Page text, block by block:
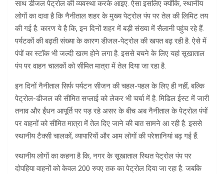
साथ डीजल पेट्रोल की व्यवस्था करके आइए. ऐसा इसलिए क्योंकि, स्थानीय
लोगों का दावा है कि नैनीताल शहर के मुख्य पेट्रोल पंप पर तेल की लिमिट तय
की गई है. कारण ये है कि, इन दिनों शहर में बड़ी संख्या में सैलानी पहुंच रहे हैं.
पर्यटकों की बढ़ती संख्या के कारण डीजल-पेट्रोल की खपत बढ़ रही है. ऐसे में
पंपों का स्टॉक भी जल्दी खत्म होने लगा है. इससे बचने के लिए यहां सूखाताल
पंप पर वाहन चालकों को सीमित मात्रा में तेल दिया जा रहा है.
इन दिनों नैनीताल सिर्फ पर्यटन सीजन की चहल-पहल के लिए ही नहीं, बल्कि
पेट्रोल-डीजल की सीमित सप्लाई को लेकर भी चर्चा में है. मिडिल ईस्ट में जारी
तनाव और ईंधन आपूर्ति पर पड़ रहे असर के बीच अब नैनीताल के पेट्रोल पंपों
पर वाहनों को सीमित मात्रा में तेल दिए जाने की बात सामने आ रही है. इससे
स्थानीय टैक्सी चालकों, व्यापारियों और आम लोगों की परेशानियां बढ़ गई हैं.
स्थानीय लोगों का कहना है कि, नगर के सूखाताल स्थित पेट्रोल पंप पर
दोपहिया वाहनों को केवल 200 रुपए तक का पेट्रोल दिया जा रहा है. जबकि